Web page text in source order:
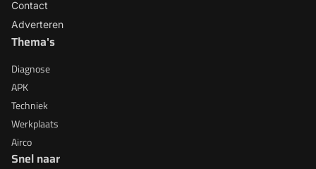
Contact
Adverteren
Thema's
Diagnose
APK
Techniek
Werkplaats
Airco
Snel naar